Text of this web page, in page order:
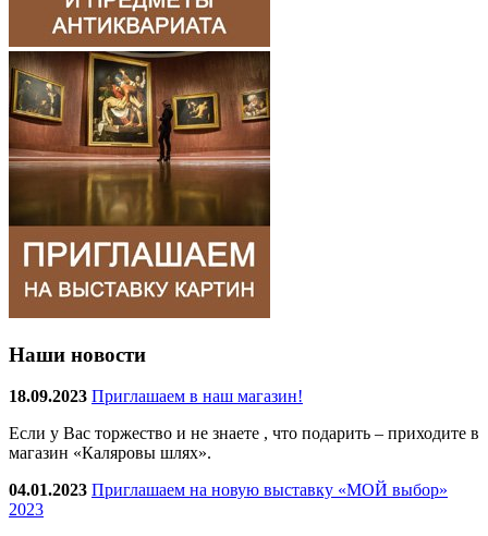
Наши новости
18.09.2023 Приглашаем в наш магазин!
Если у Вас торжество и не знаете , что подарить – приходите в
магазин «Каляровы шлях».
04.01.2023 Приглашаем на новую выставку «МОЙ выбор»
2023